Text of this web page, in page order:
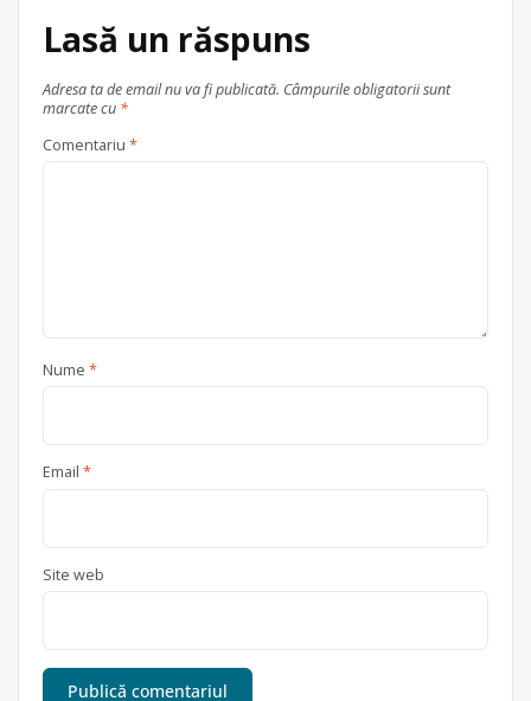
Ploiești
Lasă un răspuns
Adresa ta de email nu va fi publicată. Câmpurile obligatorii sunt
marcate cu *
Comentariu *
Nume *
Email *
Site web